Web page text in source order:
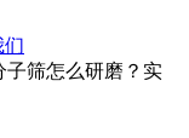
们
子筛怎么研磨？实